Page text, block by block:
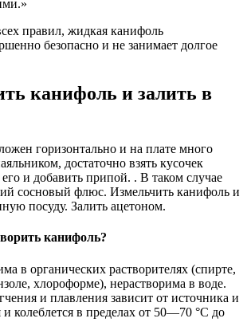
правил, жидкая канифоль
безопасно и не занимает долгое
канифоль и залить в
горизонтально и на плате много
достаточно взять кусочек
и добавить припой. . В таком случае
сосновый флюс. Измельчить канифоль и
посуду. Залить ацетоном.
канифоль?
в органических растворителях (спирте,
хлороформе), нерастворима в воде.
и плавления зависит от источника и
колеблется в пределах от 50—70 °C до